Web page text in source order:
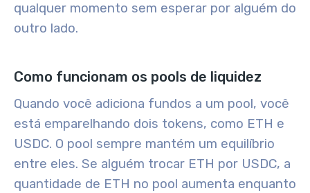
qualquer momento sem esperar por alguém do
outro lado.
Como funcionam os pools de liquidez
Quando você adiciona fundos a um pool, você
está emparelhando dois tokens, como ETH e
USDC. O pool sempre mantém um equilíbrio
entre eles. Se alguém trocar ETH por USDC, a
quantidade de ETH no pool aumenta enquanto